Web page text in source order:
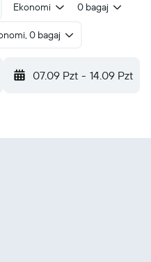
Ekonomi 0 bagaj
0 bagaj
07.09 Pzt - 14.09 Pzt